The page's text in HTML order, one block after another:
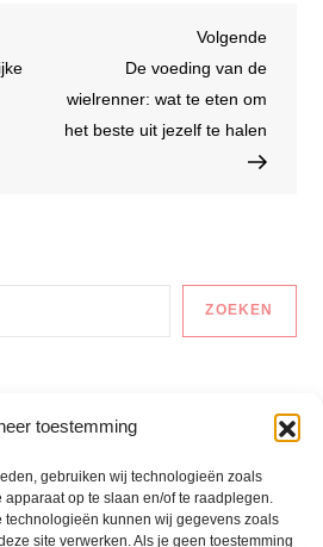
toestemming
gebruiken wij technologieën zoals
op te slaan en/of te raadplegen.
technologieën kunnen wij gegevens zoals
site verwerken. Als je geen toestemming
bericht
Volgende
De voeding van de
wielrenner: wat te eten om
het beste uit jezelf te halen
ZOEKEN